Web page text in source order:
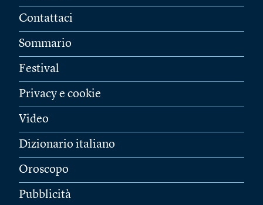
Contattaci
Sommario
Festival
Privacy e cookie
Video
Dizionario italiano
Oroscopo
Pubblicità